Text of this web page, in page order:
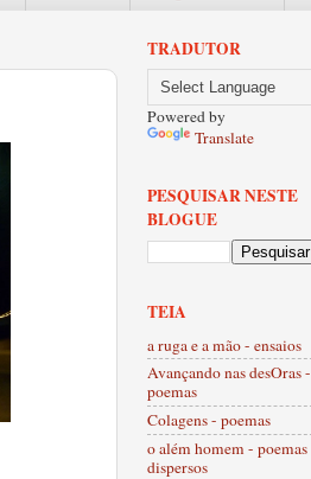
TRADUTOR
Powered by
Translate
PESQUISAR NESTE
BLOGUE
TEIA
a ruga e a mão - ensaios
Avançando nas desOras -
poemas
Colagens - poemas
o além homem - poemas
dispersos